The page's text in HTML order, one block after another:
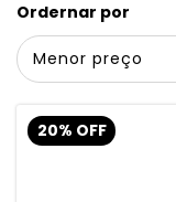
Ordernar por
20% OFF